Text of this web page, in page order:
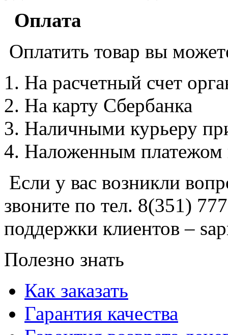
Оплата
Оплатить товар вы
На расчетный счет
На карту Сбербанка
Наличными курьеру
Наложенным платежом
Если у вас возникли
звоните по тел. 8(351)
поддержки клиентов –
Полезно знать
Как заказать
Гарантия качества